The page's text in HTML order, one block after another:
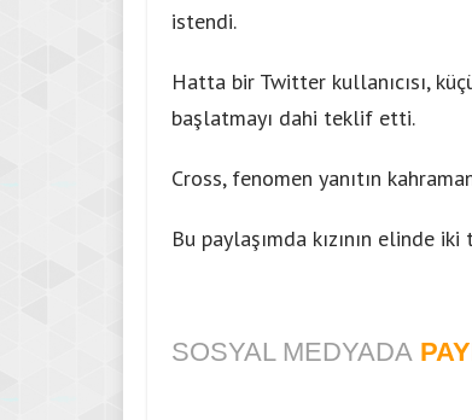
istendi.
Hatta bir Twitter kullanıcısı,
başlatmayı dahi teklif etti.
Cross, fenomen yanıtın
Bu paylaşımda kızının elinde
SOSYAL MEDYADA